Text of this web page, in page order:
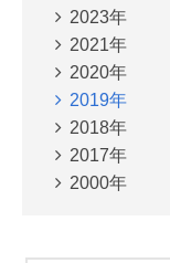
2023年
2021年
2020年
2019年
2018年
2017年
2000年